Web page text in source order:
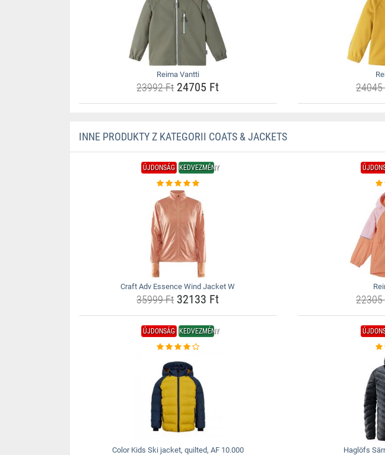
Reima Vantti
23992 Ft24705 Ft 24045
INNE PRODUKTY Z KATEGORII COATS & JACKETS
ÚJDONSÁG KEDVEZMÉNY
Craft Adv Essence Wind Jacket W
35999 Ft32133 Ft 22305
ÚJDONSÁG KEDVEZMÉNY
Color Kids Ski jacket, quilted, AF 10.000 Haglöfs